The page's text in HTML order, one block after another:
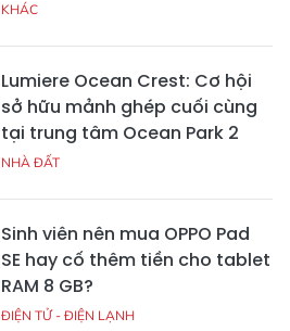
KHÁC
Lumiere Ocean Crest: Cơ hội
sở hữu mảnh ghép cuối cùng
tại trung tâm Ocean Park 2
NHÀ ĐẤT
Sinh viên nên mua OPPO Pad
SE hay cố thêm tiền cho tablet
RAM 8 GB?
ĐIỆN TỬ - ĐIỆN LẠNH